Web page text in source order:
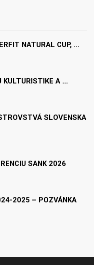
NATURAL CUP, ...
A ...
SLOVENSKA
SANK 2026
2025 – POZVÁNKA